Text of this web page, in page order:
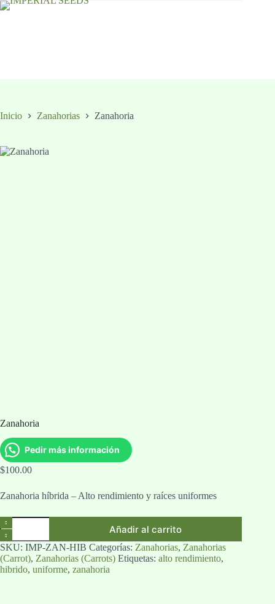
Saltar
Inicio Zanahorias Zanahoria
Zanahoria
Pedir más información
$100.00
Zanahoria híbrida – Alto rendimiento y raíces uniformes
Zanahoria
cantidad
Añadir al carrito
SKU: IMP-ZAN-HIB Categorías: Zanahorias, Zanahorias
(Carrot), Zanahorias (Carrots) Etiquetas: alto rendimiento,
hibrido, uniforme, zanahoria